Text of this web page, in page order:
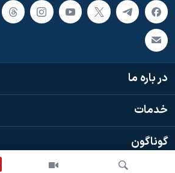
در باره ما
خدمات
گوناگون